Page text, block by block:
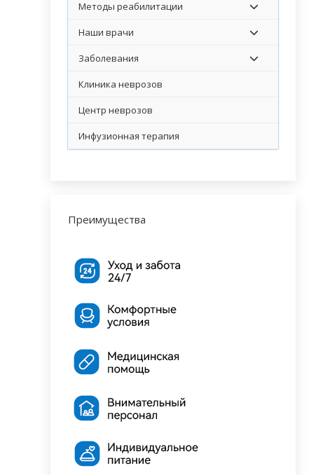
Методы реабилитации
Наши врачи
Заболевания
Клиника неврозов
Центр неврозов
Инфузионная терапия
Преимущества